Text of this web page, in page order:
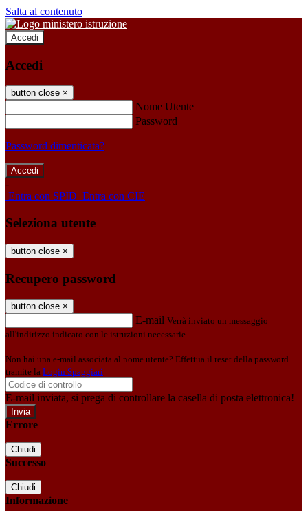
Salta al contenuto
Accedi
Accedi
button close ×
Nome Utente
Password
Password dimenticata?
-
Entra con SPID Entra con CIE
Seleziona utente
button close ×
Recupero password
button close ×
E-mail Verrà inviato un messaggio
all'indirizzo indicato con le istruzioni necessarie.
Non hai una e-mail associata al nome utente? Effettua il reset della password
tramite la Login Spaggiari
E-mail inviata, si prega di controllare la casella di posta elettronica!
Errore
Chiudi
Successo
Chiudi
Informazione